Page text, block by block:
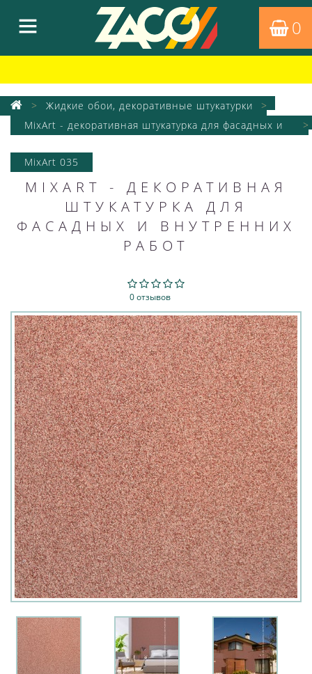
0
Жидкие обои, декоративные штукатурки
MixArt - декоративная штукатурка для фасадных и
MixArt 035
MIXART - ДЕКОРАТИВНАЯ
ШТУКАТУРКА ДЛЯ
ФАСАДНЫХ И ВНУТРЕННИХ
РАБОТ
0 отзывов